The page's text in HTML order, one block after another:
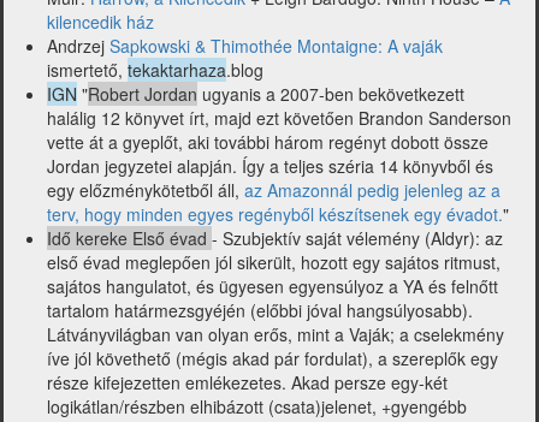
kilencedik ház
Andrzej Sapkowski & Thimothée Montaigne: A vaják
ismertető, tekaktarhaza.blog
IGN "Robert Jordan ugyanis a 2007-ben bekövetkezett
halálig 12 könyvet írt, majd ezt követően Brandon Sanderson
vette át a gyeplőt, aki további három regényt dobott össze
Jordan jegyzetei alapján. Így a teljes széria 14 könyvből és
egy előzménykötetből áll, az Amazonnál pedig jelenleg az a
terv, hogy minden egyes regényből készítsenek egy évadot."
Idő kereke Első évad - Szubjektív saját vélemény (Aldyr): az
első évad meglepően jól sikerült, hozott egy sajátos ritmust,
sajátos hangulatot, és ügyesen egyensúlyoz a YA és felnőtt
tartalom határmezsgyéjén (előbbi jóval hangsúlyosabb).
Látványvilágban van olyan erős, mint a Vaják; a cselekmény
íve jól követhető (mégis akad pár fordulat), a szereplők egy
része kifejezetten emlékezetes. Akad persze egy-két
logikátlan/részben elhibázott (csata)jelenet, +gyengébb